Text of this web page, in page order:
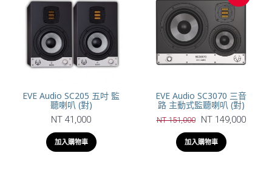
EVE Audio SC205 五吋 監
聽喇叭 (對)
NT 41,000
加入購物車
EVE Audio SC3070 三音
路 主動式監聽喇叭 (對)
NT 151,000 NT 149,000
加入購物車